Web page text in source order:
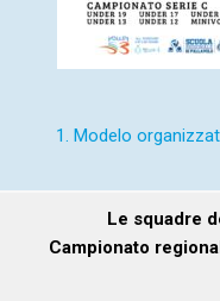
1. Modelo
Le squadre
Campionato